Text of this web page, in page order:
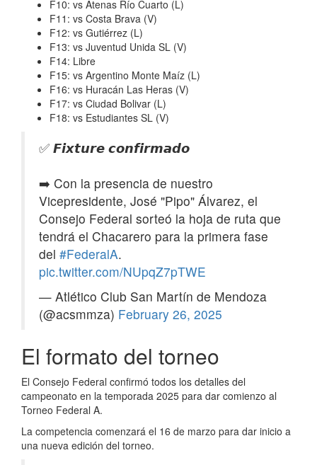
F10: vs Atenas Río Cuarto (L)
F11: vs Costa Brava (V)
F12: vs Gutiérrez (L)
F13: vs Juventud Unida SL (V)
F14: Libre
F15: vs Argentino Monte Maíz (L)
F16: vs Huracán Las Heras (V)
F17: vs Ciudad Bolivar (L)
F18: vs Estudiantes SL (V)
✅ 𝙁𝙞𝙭𝙩𝙪𝙧𝙚 𝙘𝙤𝙣𝙛𝙞𝙧𝙢𝙖𝙙𝙤
➡️ Con la presencia de nuestro
Vicepresidente, José "Pipo" Álvarez, el
Consejo Federal sorteó la hoja de ruta que
tendrá el Chacarero para la primera fase
del #FederalA.
pic.twitter.com/NUpqZ7pTWE
— Atlético Club San Martín de Mendoza
(@acsmmza) February 26, 2025
El formato del torneo
El Consejo Federal confirmó todos los detalles del
campeonato en la temporada 2025 para dar comienzo al
Torneo Federal A.
La competencia comenzará el 16 de marzo para dar inicio a
una nueva edición del torneo.